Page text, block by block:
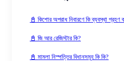
📓 কিশোর অপরাধ নিবারণে কি ব্যবস্থা গ্রহণ
📓 জি আর রেজিস্টার কি?
📓 মামলা নিস্পত্তির বিধানসমূহ কি কি?